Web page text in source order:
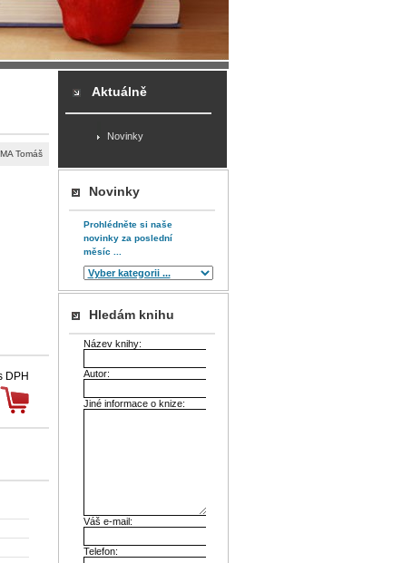
Tomáš
DPH
Aktuálně
Novinky
Novinky
Prohlédněte si naše
novinky za poslední
měsíc ...
Hledám knihu
Název knihy:
Autor:
Jiné informace o knize:
Váš e-mail:
Telefon: